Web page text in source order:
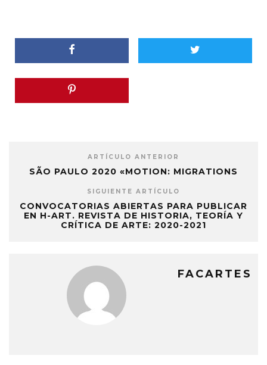
ARTÍCULO ANTERIOR
SÃO PAULO 2020 «MOTION: MIGRATIONS
SIGUIENTE ARTÍCULO
CONVOCATORIAS ABIERTAS PARA PUBLICAR
EN H-ART. REVISTA DE HISTORIA, TEORÍA Y
CRÍTICA DE ARTE: 2020-2021
FACARTES